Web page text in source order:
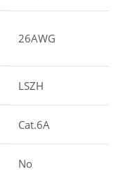
26AWG
LSZH
Cat.6A
No